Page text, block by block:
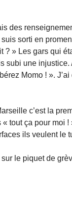
des
sorti en
? » Les gars qui
subi une
Momo ! ».
c’est la
tout ça pour moi !
ils veulent le
le piquet de